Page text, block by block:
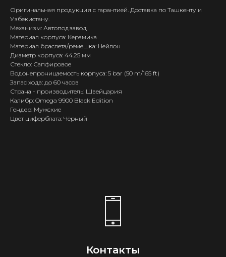
Оригинальная продукция с гарантией. Доставка по Ташкенту и
Узбекистану.
Механизм: Автоподзавод
Материал корпуса: Керамика
Материал браслета/ремешка: Нейлон
Диаметр корпуса: 44.25 мм
Стекло: Сапфировое
Водонепроницаемость корпуса: 5 bar (50 m/165 ft)
Запас хода: до 60 часов
Страна - производитель: Швейцария
Калибр: Omega 9900 Black Edition
Гендер: Мужские
Цвет циферблата: Чёрный
Контакты